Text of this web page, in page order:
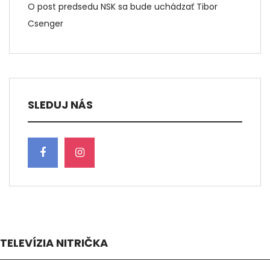
O post predsedu NSK sa bude uchádzať Tibor
Csenger
SLEDUJ NÁS
TELEVÍZIA NITRIČKA